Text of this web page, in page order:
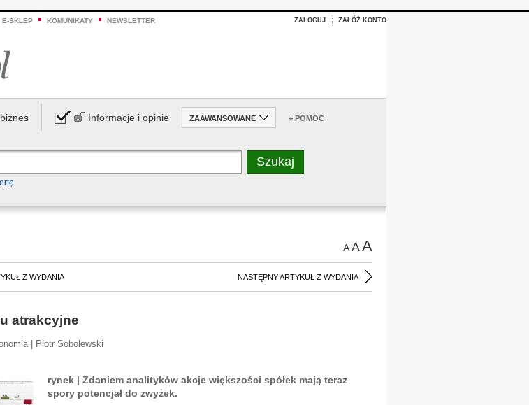
E-SKLEP KOMUNIKATY NEWSLETTER ZALOGUJ ZAŁÓŻ KONTO
Informacje i opinie ZAAWANSOWANE + POMOC
AAA
Z WYDANIA NASTĘPNY ARTYKUŁ Z WYDANIA
atrakcyjne
| Piotr Sobolewski
rynek | Zdaniem analityków akcje większości spółek mają teraz
spory potencjał do zwyżek.